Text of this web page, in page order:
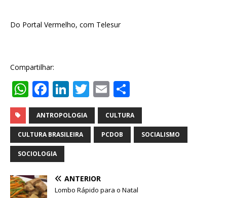
Do Portal Vermelho, com Telesur
Compartilhar:
W
h
at
s
A
p
p
F
a
c
e
b
o
o
Li
n
k
e
T
w
it
te
E
m
ai
l
h
ar
e
ANTROPOLOGIA CULTURA
CULTURA BRASILEIRA PCDOB SOCIALISMO
SOCIOLOGIA
ANTERIOR
Lombo Rápido para o Natal